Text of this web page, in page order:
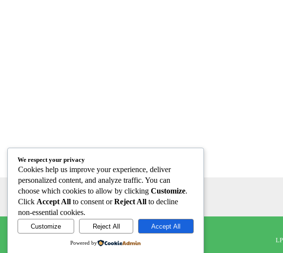
We respect your privacy
Cookies help us improve your experience, deliver
personalized content, and analyze traffic. You can
choose which cookies to allow by clicking Customize.
Click Accept All to consent orReject All to decline
non-essential cookies.
Customize Reject All Accept All
Powered by